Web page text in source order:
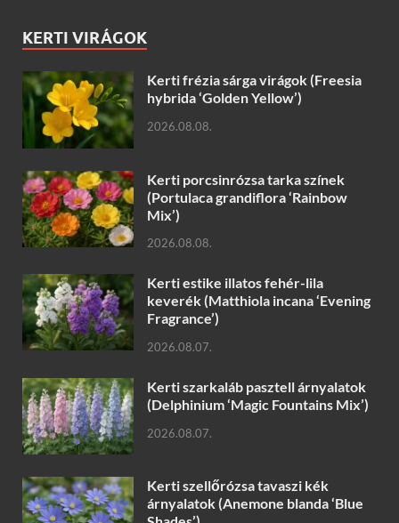
KERTI VIRÁGOK
Kerti frézia sárga virágok (Freesia
hybrida ‘Golden Yellow’)
2026.08.08.
Kerti porcsinrózsa tarka színek
(Portulaca grandiflora ‘Rainbow
Mix’)
2026.08.08.
Kerti estike illatos fehér-lila
keverék (Matthiola incana ‘Evening
Fragrance’)
2026.08.07.
Kerti szarkaláb pasztell árnyalatok
(Delphinium ‘Magic Fountains Mix’)
2026.08.07.
Kerti szellőrózsa tavaszi kék
árnyalatok (Anemone blanda ‘Blue